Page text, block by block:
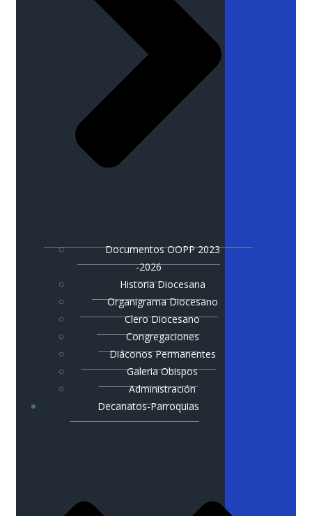
Documentos OOPP 2023
-2026
Historia Diocesana
Organigrama Diocesano
Clero Diocesano
Congregaciones
Diáconos Permanentes
Galeria Obispos
Administración
Decanatos-Parroquias